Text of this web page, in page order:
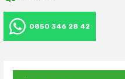
0850 346 28 42